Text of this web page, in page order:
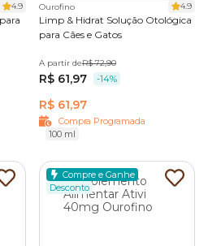
4.9 Ourofino 4.9
Limp & Hidrat Solução Otológica
para Cães e Gatos
A partir deR$ 72,90
R$ 61,97 -14%
R$ 61,97
Compra Programada
100 ml
Compre e Ganhe
Desconto